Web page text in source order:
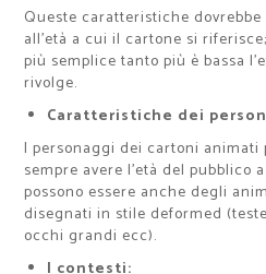
Queste caratteristiche
all’età a cui il cartone si
più semplice tanto più è bassa
rivolge.
Caratteristiche dei
I personaggi dei cartoni animati
sempre avere l’età del pubblico
possono essere anche degli
disegnati in stile deformed
occhi grandi ecc).